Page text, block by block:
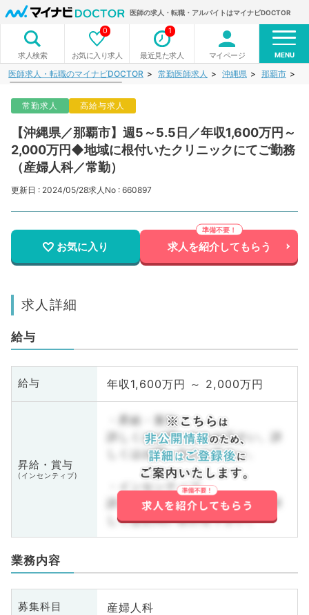
医師の求人・転職・アルバイトはマイナビDOCTOR
求人検索 お気に入り求人
0
最近見た求人
1
マイページ MENU
医師求人・転職のマイナビDOCTOR 常勤医師求人 沖縄県 那覇市
常勤求人 高給与求人
【沖縄県／那覇市】週5～5.5日／年収1,600万円～
2,000万円◆地域に根付いたクリニックにてご勤務
（産婦人科／常勤）
更新日 : 2024/05/28求人No : 660897
お気に入り 求人を紹介してもらう
求人詳細
給与
給与 年収1,600万円 ～ 2,000万円
昇給・賞与
(インセンティブ)
・昇給・賞与
詳しくはお問い合わせ下さい。詳
しくはお問い合わせ下さい。
・インセンティブ
詳しくはお問い合わせ下さい。詳
しくはお問い合わせ下さい。
業務内容
募集科目 産婦人科